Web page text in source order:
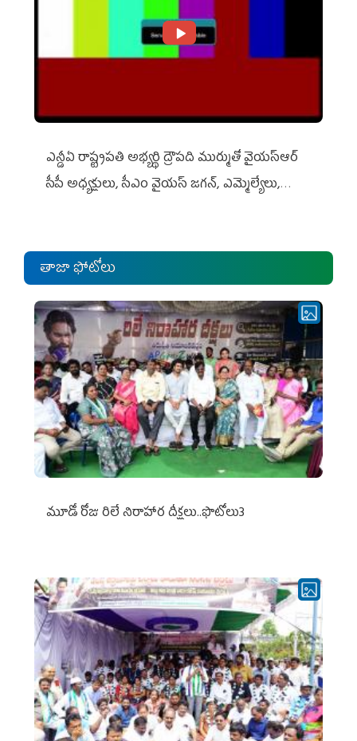
ఎన్డీఏ రాష్ట్ర‌ప‌తి అభ్య‌ర్థి ద్రౌప‌ది ముర్ముతో వైయ‌స్ఆర్
సీపీ అధ్య‌క్షులు, సీఎం వైయ‌స్ జ‌గ‌న్, ఎమ్మెల్యేలు,
తాజా ఫోటోలు
మూడో రోజు రిలే నిరాహార దీక్షలు..ఫొటోలు3